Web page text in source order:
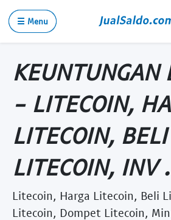
☰ Menu
KEUNTUNGAN
- LITECOIN,
LITECOIN, BELI
LITECOIN, INV
Litecoin, Harga Litecoin, Beli
Litecoin, Dompet Litecoin,